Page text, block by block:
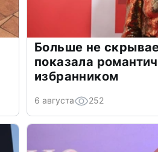
Больше не
показала
избранником
6 августа 252